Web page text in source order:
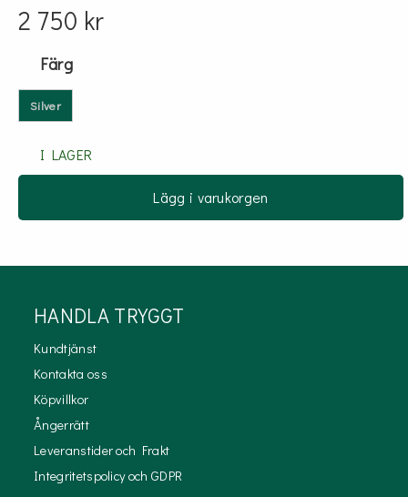
2 750 kr
Färg
Silver
I LAGER
Lägg i varukorgen
HANDLA TRYGGT
Kundtjänst
Kontakta oss
Köpvillkor
Ångerrätt
Leveranstider och Frakt
Integritetspolicy och GDPR